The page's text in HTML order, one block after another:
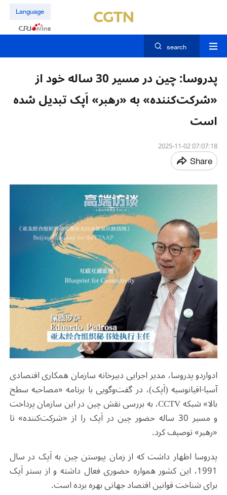
Language
search
پدروسا: چین در مسیر 30 ساله خود از
«شرکت‌کننده» به «رهبر» اَپک تبدیل شده
است
07:07:18 2025-11-02
Share
ادواردو پدروسا، مدیر اجرایی دبیرخانه سازمان همکاری اقتصادی
آسیا-اقیانوسیه (اَپک)، در گفت‌وگویی با برنامه «مصاحبه سطح
بالا» شبکهCCTV، به بررسی نقش چین در این سازمان پرداخت
و مسیر 30 ساله حضور چین در اَپک را از «شرکت‌کننده» تا
«رهبر» توصیف کرد.
پدروسا اظهار داشت که از زمان پیوستن چین به اَپک در سال
1991، این کشور همواره حضوری فعال داشته و از بستر اَپک
برای شناخت قوانین اقتصاد جهانی بهره برده است.